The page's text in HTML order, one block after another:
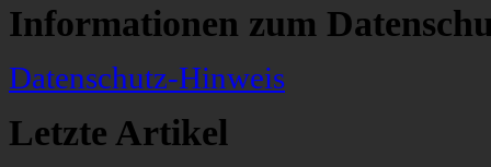
Informationen zum
Datenschutz-Hinweis
Letzte Artikel